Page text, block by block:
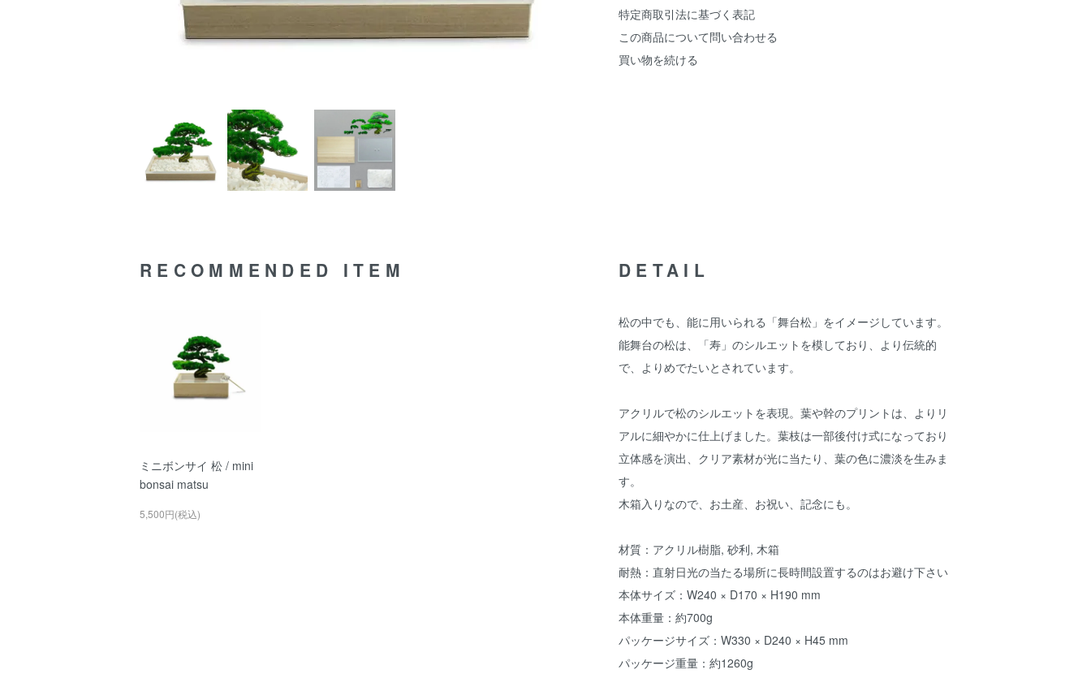
特定商取引法に基づく表記
この商品について問い合わせる
買い物を続ける
DETAIL
松の中でも、能に用いられる「舞台松」をイメージしています。
能舞台の松は、「寿」のシルエットを模しており、より伝統的
で、よりめでたいとされています。
アクリルで松のシルエットを表現。葉や幹のプリントは、よりリ
アルに細やかに仕上げました。葉枝は一部後付け式になっており
立体感を演出、クリア素材が光に当たり、葉の色に濃淡を生みま
す。
木箱入りなので、お土産、お祝い、記念にも。
材質：アクリル樹脂, 砂利, 木箱
耐熱：直射日光の当たる場所に長時間設置するのはお避け下さい
本体サイズ：W240 × D170 × H190 mm
本体重量：約700g
パッケージサイズ：W330 × D240 × H45 mm
パッケージ重量：約1260g
RECOMMENDED ITEM
ミニボンサイ 松 / mini
bonsai matsu
5,500円(税込)